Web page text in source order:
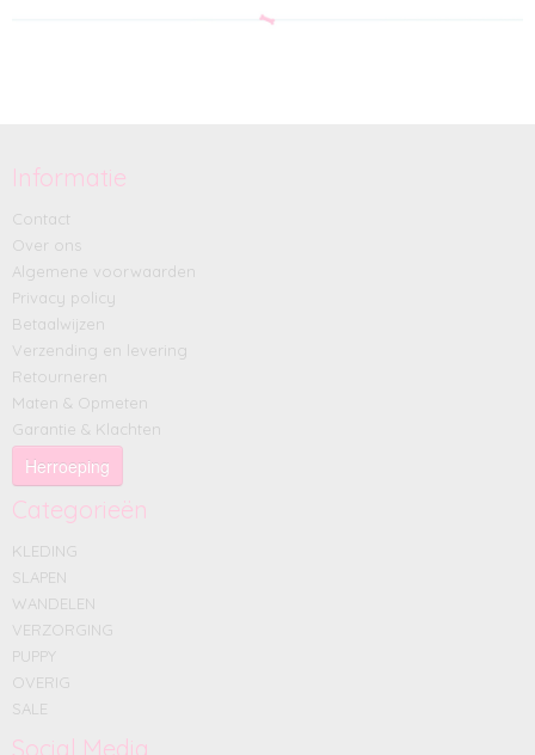
Informatie
Contact
Over ons
Algemene voorwaarden
Privacy policy
Betaalwijzen
Verzending en levering
Retourneren
Maten & Opmeten
Garantie & Klachten
Herroeping
Categorieën
KLEDING
SLAPEN
WANDELEN
VERZORGING
PUPPY
OVERIG
SALE
Social Media